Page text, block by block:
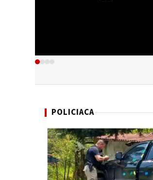
POLICIACA